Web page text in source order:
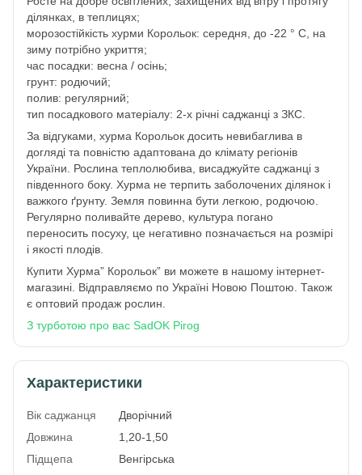
ділянках, в теплицях;
морозостійкість хурми Корольок: середня, до -22 ° С, на
зиму потрібно укриття;
час посадки: весна / осінь;
грунт: родючий;
полив: регулярний;
тип посадкового матеріалу: 2-х річні саджанці з ЗКС.
За відгуками, хурма Корольок досить невибаглива в
догляді та повністю адаптована до клімату регіонів
України. Рослина теплолюбива, висаджуйте саджанці з
південного боку. Хурма не терпить заболочених ділянок і
важкого ґрунту. Земля повинна бути легкою, родючою.
Регулярно поливайте дерево, культура погано
переносить посуху, це негативно позначається на розмірі
і якості плодів.
Купити Хурма” Корольок” ви можете в нашому інтернет-
магазині. Відправляємо по Україні Новою Поштою. Також
є оптовий продаж рослин.
З турботою про вас SadOK Pirog
Характеристики
Вік саджанця
Дворічний
Довжина
1,20-1,50
Підщепа
Венгірська